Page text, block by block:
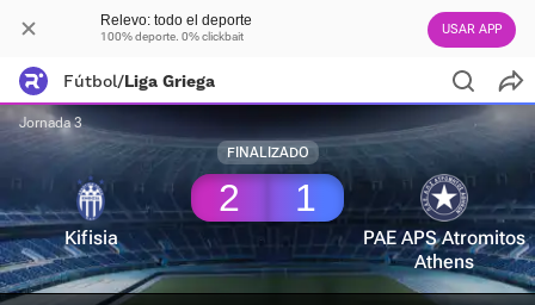
Relevo: todo el deporte
100% deporte. 0% clickbait USAR APP
Fútbol/Liga Griega
Jornada 3
FINALIZADO
Kifisia
2 1
PAE APS Atromitos
Athens